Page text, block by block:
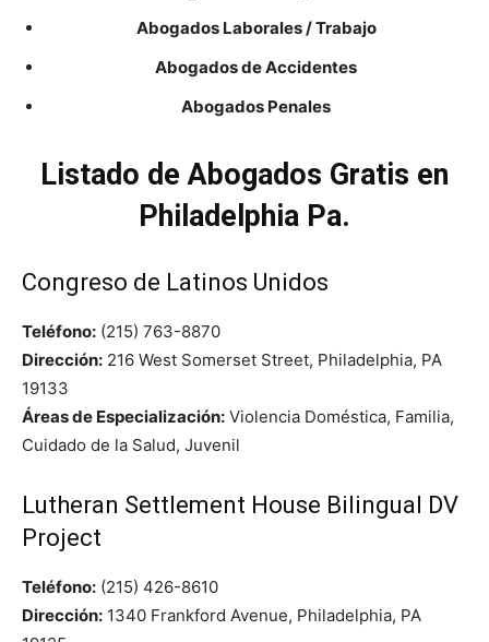
Abogados Laborales / Trabajo
Abogados de Accidentes
Abogados Penales
Listado de Abogados Gratis en
Philadelphia Pa.
Congreso de Latinos Unidos
Teléfono: (215) 763-8870
Dirección: 216 West Somerset Street, Philadelphia, PA
19133
Áreas de Especialización: Violencia Doméstica, Familia,
Cuidado de la Salud, Juvenil
Lutheran Settlement House Bilingual DV
Project
Teléfono: (215) 426-8610
Dirección: 1340 Frankford Avenue, Philadelphia, PA